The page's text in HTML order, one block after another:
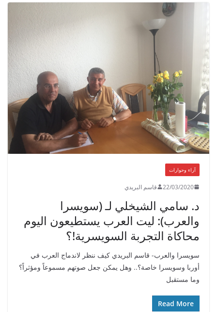
آراء وحوارات
22/03/2020 قاسم البريدي
د. سامي الشيخلي لـ (سويسرا
والعرب): ليت العرب يستطيعون اليوم
محاكاة التجربة السويسرية!؟
سويسرا والعرب- قاسم البريدي كيف ننظر لاندماج العرب في
أوربا وسويسرا خاصة؟.. وهل يمكن جعل صوتهم مسموعاً ومؤثراً؟
وما مستقبل
Read More